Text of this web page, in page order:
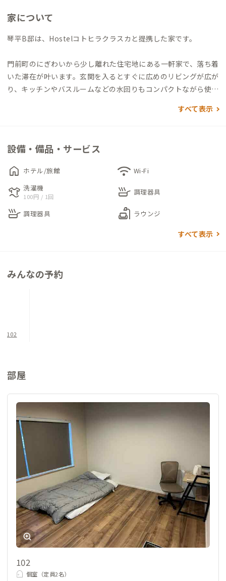
家について
琴平B邸は、Hostelコトヒラクラスカと提携した家です。
門前町のにぎわいから少し離れた住宅地にある一軒家で、落ち着
いた滞在が叶います。玄関を入るとすぐに広めのリビングが広が
り、キッチンやバスルームなどの水回りもコンパクトながら使い
店など、観光もグルメも楽しめるスポットが充実しています。ま
た、提携先のHostelコトヒラクラスカは町の中心にあり、地域
とのつながりや交流の機会も得られます。
町の暮らしに触れながら、地元の人のように滞在できる琴平B邸
で、あなただけの琴平時間を過ごしてみてください。
すべて表示
設備・備品・サービス
home ホテル/旅館 wifi Wi-Fi
laundry 洗濯機
100円 / 1回 skillet 調理器具
skillet 調理器具 scene ラウンジ
すべて表示
みんなの予約
102
部屋
102
個室（定員2名）